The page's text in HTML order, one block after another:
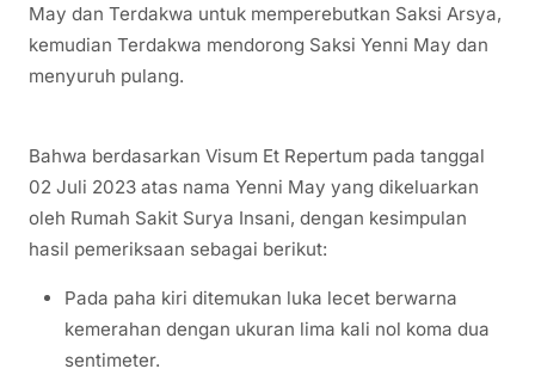
May dan Terdakwa untuk memperebutkan Saksi Arsya,
kemudian Terdakwa mendorong Saksi Yenni May dan
menyuruh pulang.
Bahwa berdasarkan Visum Et Repertum pada tanggal
02 Juli 2023 atas nama Yenni May yang dikeluarkan
oleh Rumah Sakit Surya Insani, dengan kesimpulan
hasil pemeriksaan sebagai berikut:
Pada paha kiri ditemukan luka lecet berwarna
kemerahan dengan ukuran lima kali nol koma dua
sentimeter.